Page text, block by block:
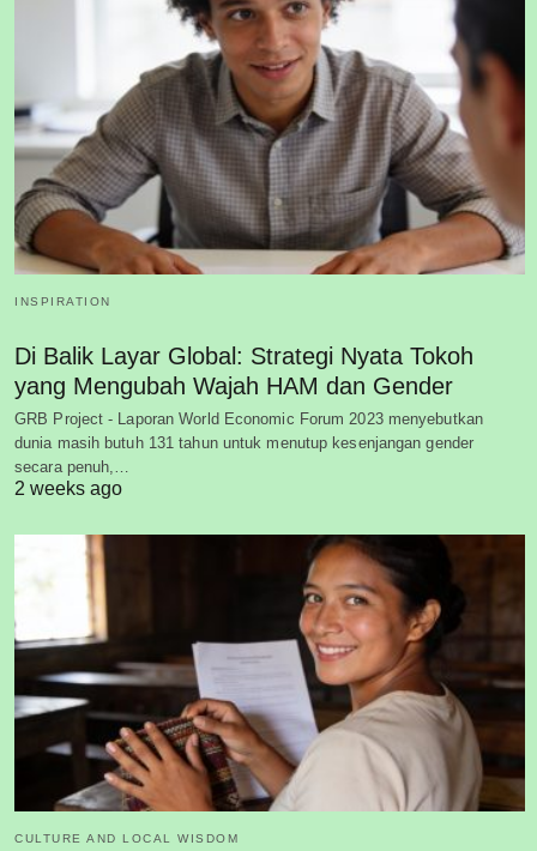
INSPIRATION
Di Balik Layar Global: Strategi Nyata Tokoh
yang Mengubah Wajah HAM dan Gender
GRB Project - Laporan World Economic Forum 2023 menyebutkan
dunia masih butuh 131 tahun untuk menutup kesenjangan gender
secara penuh,…
2 weeks ago
CULTURE AND LOCAL WISDOM